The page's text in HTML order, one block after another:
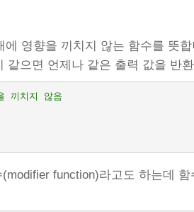
영향을 끼치지 않는 함수를 뜻
으면 언제나 같은 출력 값을 반
끼치지 않음
function)라고도 하는데